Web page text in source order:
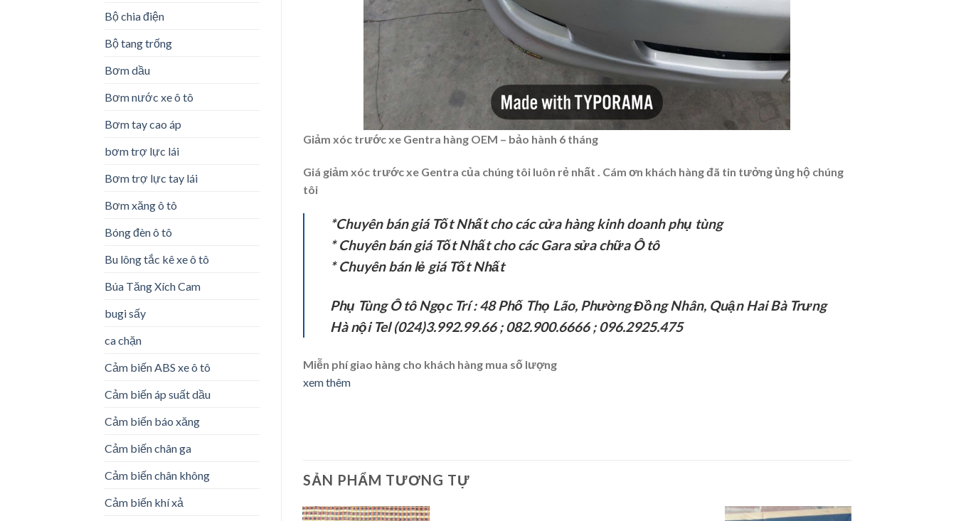
Bộ chia điện
Bộ tang trống
Bơm dầu
Bơm nước xe ô tô
Bơm tay cao áp
bơm trợ lực lái
Bơm trợ lực tay lái
Bơm xăng ô tô
Bóng đèn ô tô
Bu lông tắc kê xe ô tô
Búa Tăng Xích Cam
bugi sấy
ca chặn
Cảm biến ABS xe ô tô
Cảm biến áp suất dầu
Cảm biến báo xăng
Cảm biến chân ga
Cảm biến chân không
Cảm biến khí xả
Giảm xóc trước xe Gentra hàng OEM – bảo hành 6 tháng
Giá giảm xóc trước xe Gentra của chúng tôi luôn rẻ nhất . Cám ơn khách hàng đã tin tưởng ủng hộ chúng
tôi
*Chuyên bán giá Tốt Nhất cho các cửa hàng kinh doanh phụ tùng
* Chuyên bán giá Tốt Nhất cho các Gara sửa chữa Ô tô
* Chuyên bán lẻ giá Tốt Nhất
Phụ Tùng Ô tô Ngọc Trí : 48 Phố Thọ Lão, Phường Đồng Nhân, Quận Hai Bà Trưng
Hà nội Tel (024)3.992.99.66 ; 082.900.6666 ;096.2925.475
Miễn phí giao hàng cho khách hàng mua số lượng
xem thêm
SẢN PHẨM TƯƠNG TỰ